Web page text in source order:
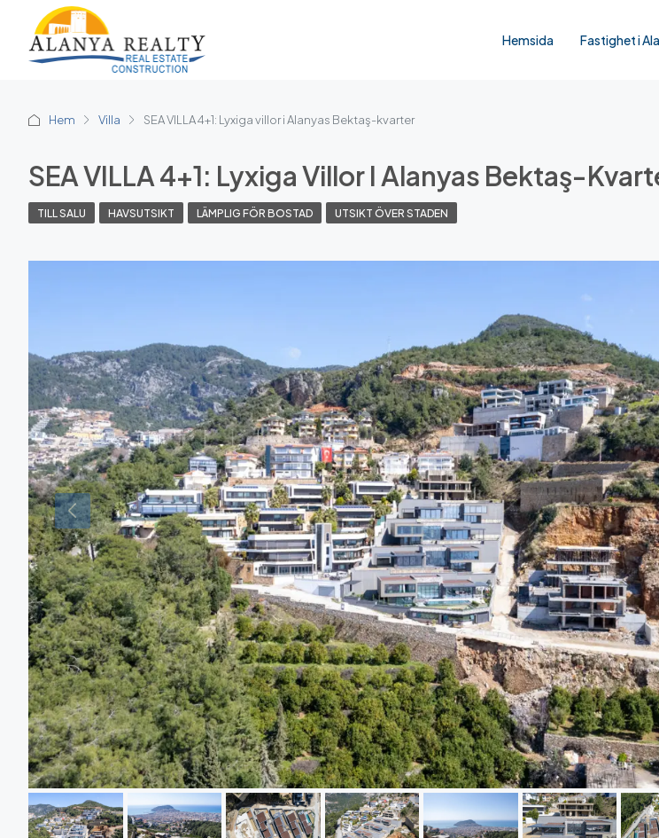
Hemsida Fastighet i
Hem Villa SEA VILLA 4+1: Lyxiga villor i Alanyas Bektaş-kvarter
SEA VILLA 4+1: Lyxiga Villor I Alanyas Bektaş-
TILL SALU HAVSUTSIKT LÄMPLIG FÖR BOSTAD UTSIKT ÖVER STADEN